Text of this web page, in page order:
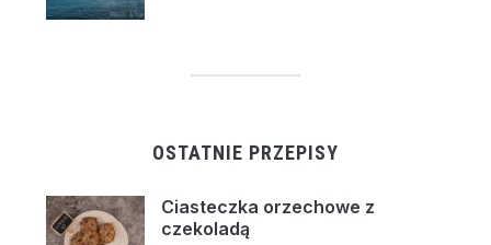
OSTATNIE PRZEPISY
Ciasteczka orzechowe z
czekoladą